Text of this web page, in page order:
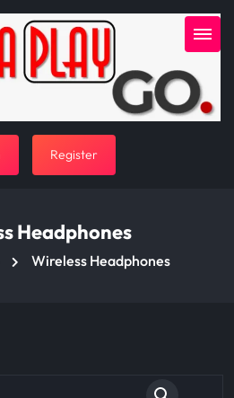
Register
Headphones
Wireless Headphones